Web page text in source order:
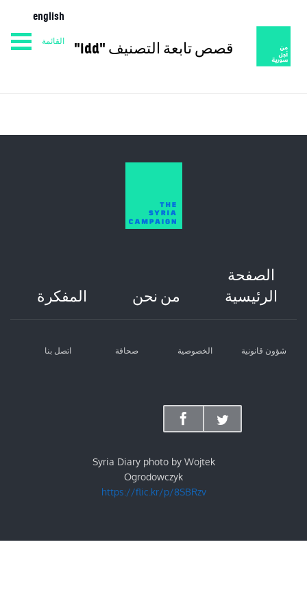
الصفحة الرئيسية المفكرة
english
القائمة قصص تابعة التصنيف "idd"
الصفحة
الرئيسية
من نحن المفكرة
شؤون قانونية الخصوصية صحافة اتصل بنا
Syria Diary photo by Wojtek
Ogrodowczyk
https://flic.kr/p/8SBRzv